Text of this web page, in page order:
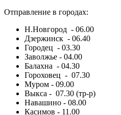
Отправление в городах:
Н.Новгород - 06.00
Дзержинск - 06.40
Городец - 03.30
Заволжье - 04.00
Балахна - 04.30
Гороховец - 07.30
Муром - 09.00
Выкса - 07.30 (тр-р)
Навашино - 08.00
Касимов - 11.00